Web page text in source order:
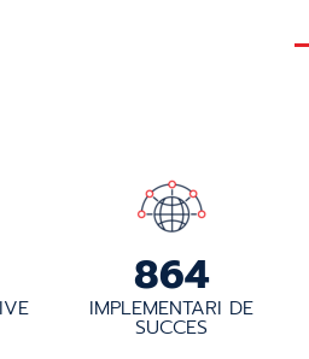
947
IMPLEMENTARI DE
SUCCES